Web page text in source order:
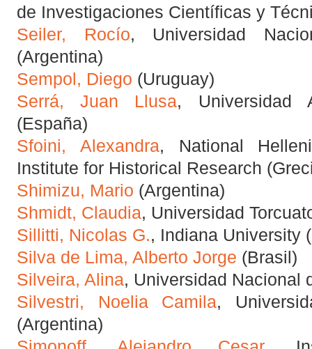
de Investigaciones Científicas y
Seiler, Rocío, Universidad
(Argentina)
Sempol, Diego (Uruguay)
Serrá, Juan Llusa, Universidad
(España)
Sfoini, Alexandra, National
Institute for Historical Research
Shimizu, Mario (Argentina)
Shmidt, Claudia, Universidad
Sillitti, Nicolas G., Indiana University
Silva de Lima, Alberto Jorge (Brasil)
Silveira, Alina, Universidad Nacional
Silvestri, Noelia Camila,
(Argentina)